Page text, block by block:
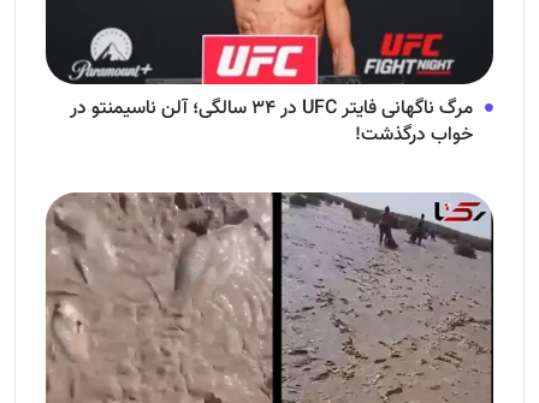
مرگ ناگهانی فایتر UFC در ۳۴ سالگی؛ آلن ناسیمنتو در
خواب درگذشت!